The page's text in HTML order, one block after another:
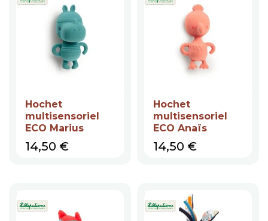
Hochet
multisensoriel
ECO Marius
Prix
14,50 €
Hochet
multisensoriel
ECO Anaïs
Prix
14,50 €